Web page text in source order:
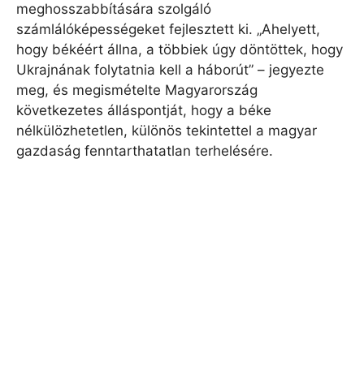
meghosszabbítására szolgáló
számlálóképességeket fejlesztett ki. „Ahelyett,
hogy békéért állna, a többiek úgy döntöttek, hogy
Ukrajnának folytatnia kell a háborút” – jegyezte
meg, és megismételte Magyarország
következetes álláspontját, hogy a béke
nélkülözhetetlen, különös tekintettel a magyar
gazdaság fenntarthatatlan terhelésére.